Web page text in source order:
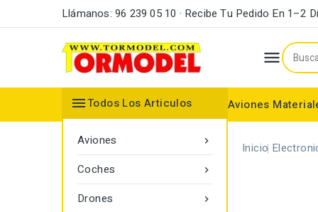
Llámanos: 96 239 05 10 · Recibe Tu Pedido En 1–2

Aviones
Todos Los Articulos

Aviones

Coches

Drones
Inicio